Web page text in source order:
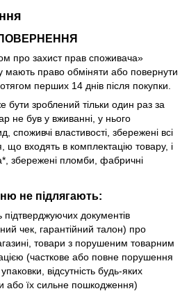
про захист прав споживача»
мають право обміняти або повернути
перших 14 днів після покупки.
бути зроблений тільки один раз за
не був у вживанні, у нього
споживчі властивості, збережені всі
що входять в комплектацію товару, і
збережені пломби, фабричні
не підлягають:
документів
чек, гарантійний талон) про
товари з порушеним товарним
(часткове або повне порушення
відсутність будь-яких
або їх сильне пошкодження)